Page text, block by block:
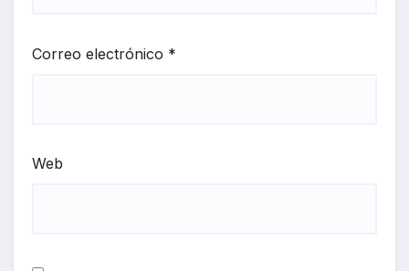
Correo electrónico *
Web